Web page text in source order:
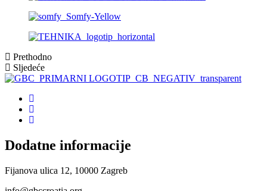
Prethodno
Sljedeće
Dodatne informacije
Fijanova ulica 12, 10000 Zagreb